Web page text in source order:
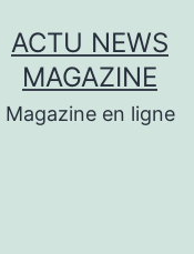
ACTU NEWS
MAGAZINE
Magazine en ligne